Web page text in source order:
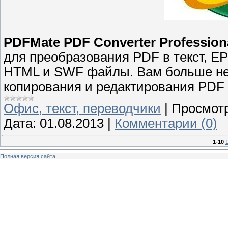
PDFMate PDF Converter
для преобразования PDF в текст,
HTML и SWF файлы. Вам больше
копирования и редактирования
Офис, текст, переводчики |
Дата: 01.08.2013 | Комментарии (0)
1-10
Полная версия сайта